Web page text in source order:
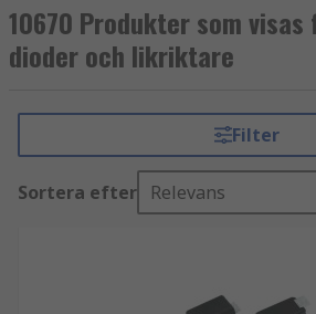
framspänningsfall, med ett litet
över anslutningarna när ström
dioden. Där en standarddiod har ett
Schottky-diod ett fall mellan 0,15
Detta lägre spänningsfall möjliggör
omkopplingshastighet samt
systemeffektivitet.
inklusive DiodesZetex, Nexperia, ON
10670 Produkter som
dioder och likriktare
Filter
Sortera efter Relevans